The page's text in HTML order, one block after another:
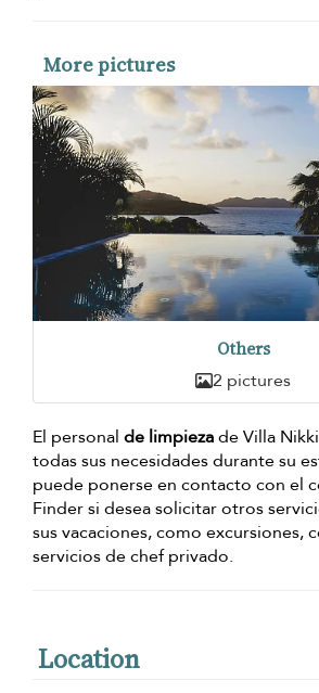
More pictures
Others
2 pictures
El personal de limpiezade Villa
todas sus necesidades durante su
puede ponerse en contacto con el
Finder si desea solicitar otros
sus vacaciones, como excursiones,
servicios de chef privado.
Location